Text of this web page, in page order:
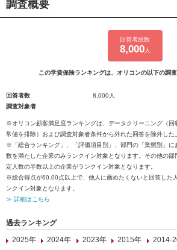
調査概要
回答者総数
8,000人
この学資保険ランキングは、オリコンの以下の調査
回答者数
8,000人
調査対象者
※オリコン顧客満足度ランキングは、データクリーニング（回
常値を排除）および調査対象者条件から外れた回答を除外した
※「総合ランキング」、「評価項目別」、部門の「業態別」に
数を満たした企業のみランクイン対象となります。その他の
定人数の半数以上の企業がランクイン対象となります。
※総合得点が60.00点以上で、他人に薦めたくないと回答した
ンクイン対象となります。
≫ 詳細はこちら
過去ランキング
2025年
2024年 2023年 2015年 2014-